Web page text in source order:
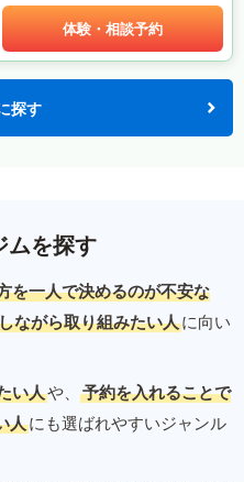
体験・相談予約
探す
ムを探す
を一人で決めるのが不安な
ながら取り組みたい人に向い
い人や、
予約を入れることで
人にも選ばれやすいジャンル